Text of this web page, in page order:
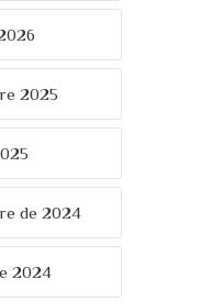
2025
de 2024
2024